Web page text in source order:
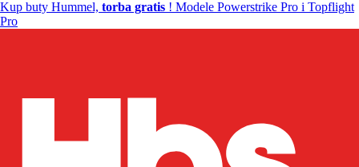
Kup buty Hummel, torba gratis ! Modele Powerstrike Pro i Topflight
Pro